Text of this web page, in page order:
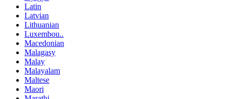
Latin
Latvian
Lithuanian
Luxembou..
Macedonian
Malagasy
Malay
Malayalam
Maltese
Maori